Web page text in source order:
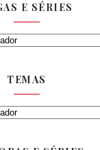
E SÉRIES
TEMAS